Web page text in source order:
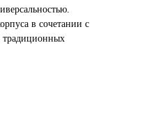
в сочетании с
традиционных